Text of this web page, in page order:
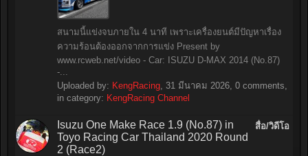
สนามนี้แข่งจบภายใน 4 นาที เพราะเครื่องยนต์มีปัญหาเรื่อง
ความร้อนต้องออกจากการแข่ง Present by
www.rcweb.net/video - Car: ISUZU D-MAX 2014 (No.87)
-...
Uploaded by: KengRacing, 31 มีนาคม 2026, 0 comments,
in category: KengRacing Channel
สื่อ/วิดีโอ
Isuzu One Make Race 1.9 (No.87) in
Toyo Racing Car Thailand 2020 Round
2 (Race2)